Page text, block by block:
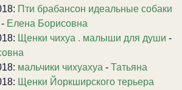
Пти брабансон идеальные собаки
- Елена Борисовна
Щенки чихуа . малыши для души -
мальчики чихуахуа - Татьяна
Щенки Йоркширского терьера